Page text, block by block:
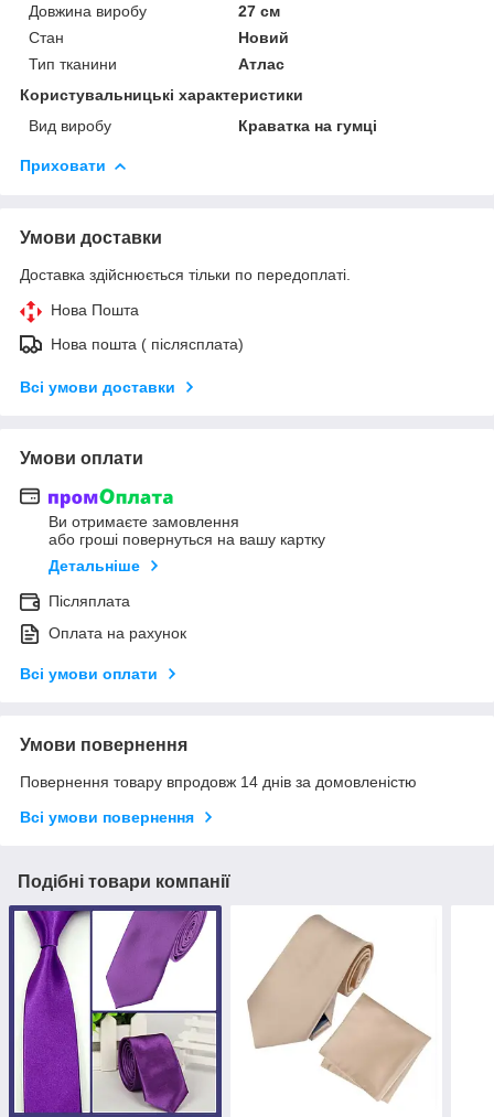
Довжина виробу
27 см
Стан
Новий
Тип тканини
Атлас
Користувальницькі характеристики
Вид виробу
Краватка на гумці
Приховати
Умови доставки
Доставка здійснюється тільки по передоплаті.
Нова Пошта
Нова пошта ( післясплата)
Всі умови доставки
Умови оплати
Ви отримаєте замовлення
або гроші повернуться на вашу картку
Детальніше
Післяплата
Оплата на рахунок
Всі умови оплати
Умови повернення
Повернення товару впродовж 14 днів за домовленістю
Всі умови повернення
Подібні товари компанії